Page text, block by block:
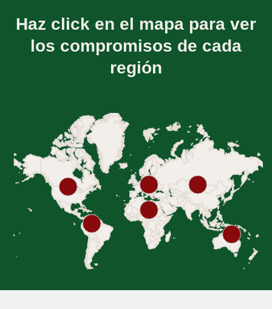
Haz click en el mapa para ver
los compromisos de cada
región